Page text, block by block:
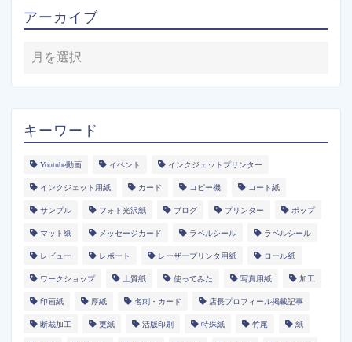
アーカイブ
キーワード
Youtube動画 イベント インクジェットプリンター
インクジェット用紙 カード コピー機 コート紙
サンプル フォト光沢紙 ブログ プリンター ポップ
マット紙 メッセージカード ラベルシール ラベルシール
レビュー レポート レーザープリンタ用紙 ロール紙
ワークショップ 上質紙 使ってみた 写真用紙 加工
印画紙 厚紙 名刺・カード 店長プロフィール掲載記事
断裁加工 更紙 活版印刷 特殊紙 竹尾 紙